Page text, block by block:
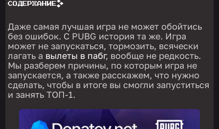
СОДЕРЖАНИЕ
Даже самая лучшая игра не может обойтись
без ошибок. С PUBG история та же. Игра
может не запускаться, тормозить, всячески
лагать а вылеты в пабг, вообще не редкость.
Мы разберем причины, по которым игра не
запускается, а также расскажем, что нужно
сделать, чтобы в итоге вы смогли запуститься
и занять ТОП-1.